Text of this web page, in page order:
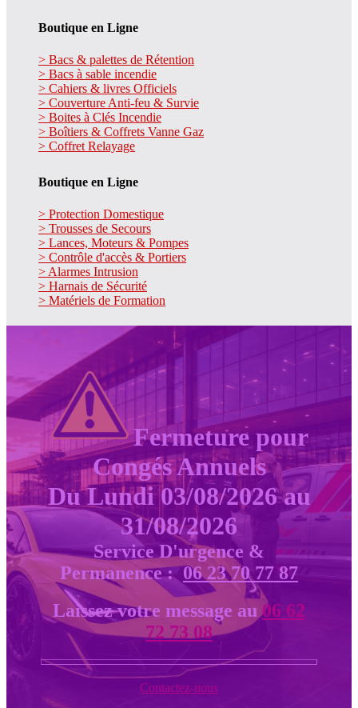
Boutique en Ligne
> Bacs & palettes de Rétention
> Bacs à sable incendie
> Cahiers & livres Officiels
> Couverture Anti-feu & Survie
> Boites à Clés Incendie
> Boîtiers & Coffrets Vanne Gaz
> Coffret Relayage
Boutique en Ligne
> Protection Domestique
> Trousses de Secours
> Lances, Moteurs & Pompes
> Contrôle d'accès & Portiers
> Alarmes Intrusion
> Harnais de Sécurité
> Matériels de Formation
Fermeture pour
Congés Annuels
Du Lundi 03/08/2026 au
31/08/2026
Service D'urgence &
Permanence :06 23 70 77 87
Laissez votre message au06 62
72 73 08
Contactez-nous